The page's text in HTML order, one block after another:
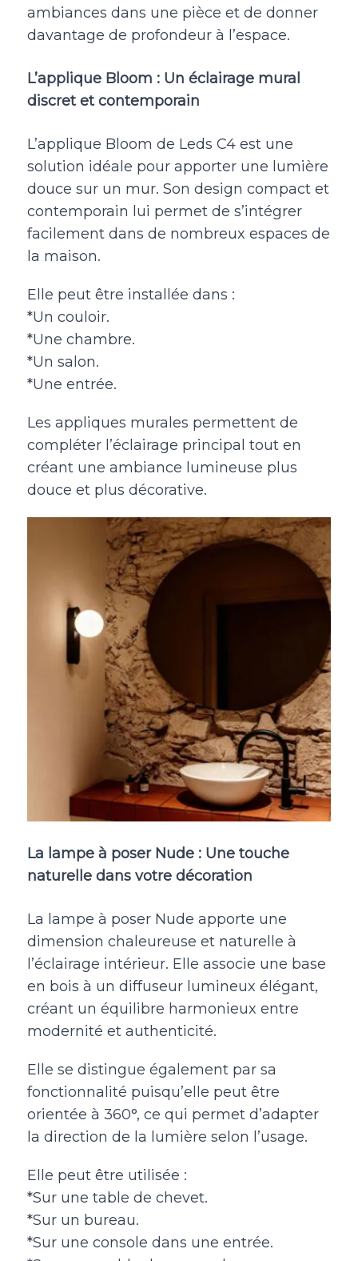
ambiances dans une pièce et de donner
davantage de profondeur à l’espace.
L’applique Bloom : Un éclairage mural
discret et contemporain
L’applique Bloom de Leds C4 est une
solution idéale pour apporter une lumière
douce sur un mur. Son design compact et
contemporain lui permet de s’intégrer
facilement dans de nombreux espaces de
la maison.
Elle peut être installée dans :
*Un couloir.
*Une chambre.
*Un salon.
*Une entrée.
Les appliques murales permettent de
compléter l’éclairage principal tout en
créant une ambiance lumineuse plus
douce et plus décorative.
La lampe à poser Nude : Une touche
naturelle dans votre décoration
La lampe à poser Nude apporte une
dimension chaleureuse et naturelle à
l’éclairage intérieur. Elle associe une base
en bois à un diffuseur lumineux élégant,
créant un équilibre harmonieux entre
modernité et authenticité.
Elle se distingue également par sa
fonctionnalité puisqu’elle peut être
orientée à 360°, ce qui permet d’adapter
la direction de la lumière selon l’usage.
Elle peut être utilisée :
*Sur une table de chevet.
*Sur un bureau.
*Sur une console dans une entrée.